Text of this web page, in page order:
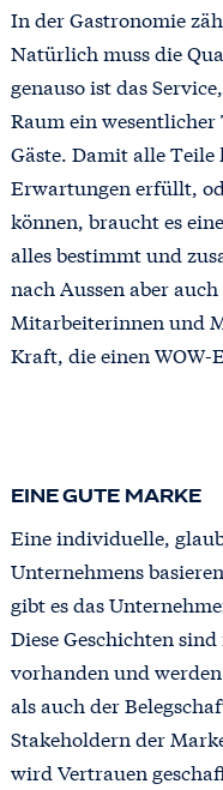
In der Gastronomie
Natürlich muss die
genauso ist das
Raum ein
Gäste. Damit alle Teile
Erwartungen erfüllt,
können, braucht es
alles bestimmt und
nach Aussen aber
Mitarbeiterinnen und
Kraft, die einen WOW-
EINE GUTE MARKE
Eine individuelle,
Unternehmens
gibt es das
Diese Geschichten
vorhanden und
als auch der
Stakeholdern der
wird Vertrauen